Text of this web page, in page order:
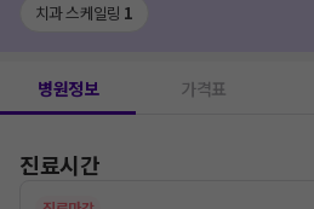
치과 스케일링 1
병원정보 가격표
진료시간